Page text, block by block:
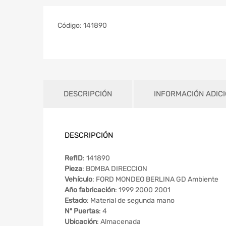
Código: 141890
DESCRIPCIÓN INFORMACIÓN
DESCRIPCIÓN
RefID: 141890
Pieza: BOMBA DIRECCION
Vehículo: FORD MONDEO BERLINA GD Ambiente
Año fabricación: 1999 2000 2001
Estado: Material de segunda mano
Nº Puertas: 4
Ubicación: Almacenada